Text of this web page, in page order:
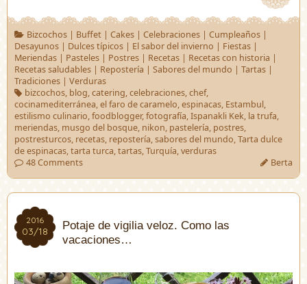
Bizcochos| Buffet| Cakes| Celebraciones| Cumpleaños|
Desayunos | Dulces típicos | El sabor del invierno | Fiestas |
Meriendas | Pasteles | Postres | Recetas | Recetas con historia |
Recetas saludables | Repostería | Sabores del mundo | Tartas |
Tradiciones | Verduras
bizcochos, blog,catering,celebraciones,chef,
cocinamediterránea,el faro de caramelo,espinacas, Estambul,
estilismo culinario,foodblogger,fotografía,Ispanakli Kek, la trufa,
meriendas, musgo del bosque, nikon, pastelería, postres,
postresturcos, recetas, repostería,sabores del mundo,Tarta dulce
de espinacas,tarta turca,tartas,Turquía,verduras
48 Comments
Berta
2016
03/18
2016
03/18
Potaje de vigilia veloz. Como las
vacaciones…